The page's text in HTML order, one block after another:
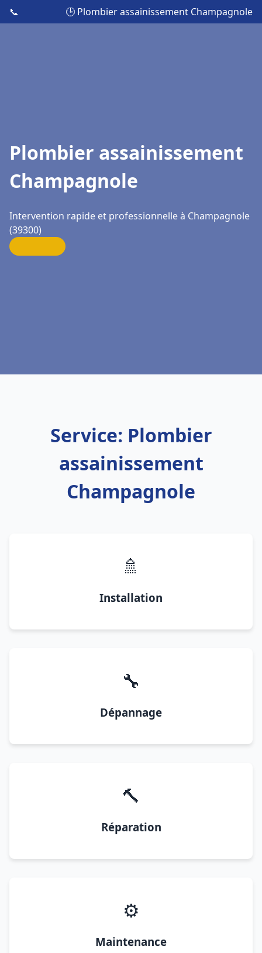
📞 🕒 Plombier assainissement Champagnole
Plombier assainissement
Champagnole
Intervention rapide et professionnelle à Champagnole
(39300)
Service: Plombier
assainissement
Champagnole
🚿
Installation
🔧
Dépannage
🔨
Réparation
⚙️
Maintenance